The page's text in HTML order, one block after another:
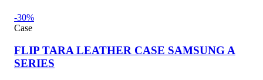
-30%
Case
FLIP TARA LEATHER CASE SAMSUNG A
SERIES